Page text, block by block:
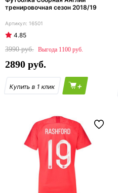
тренировочная сезон 2018/19
16501
4.85
3990
1100
2890
+